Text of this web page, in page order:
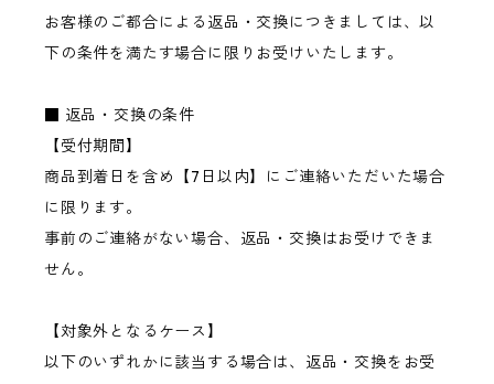
お客様のご都合による返品・交換につきましては、以
下の条件を満たす場合に限りお受けいたします。
■ 返品・交換の条件
【受付期間】
商品到着日を含め【7日以内】にご連絡いただいた場合
に限ります。
事前のご連絡がない場合、返品・交換はお受けできま
せん。
【対象外となるケース】
以下のいずれかに該当する場合は、返品・交換をお受